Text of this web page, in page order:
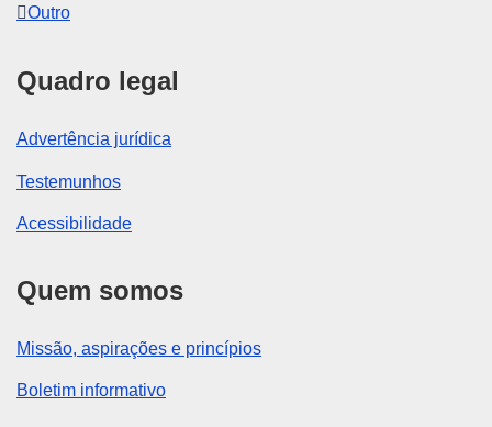
Outro
Quadro legal
Advertência jurídica
Testemunhos
Acessibilidade
Quem somos
Missão, aspirações e princípios
Boletim informativo